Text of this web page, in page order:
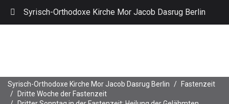
Syrisch-Orthodoxe Kirche Mor Jacob Dasrug Berlin
Fastenzeit
Dritte Woche der Fastenzeit
Syrisch-Orthodoxe Kirche Mor Jacob Dasrug Berlin